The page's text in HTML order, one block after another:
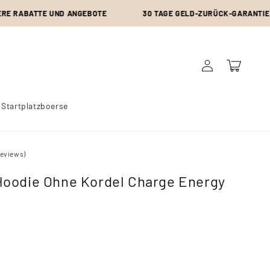
UND ANGEBOTE 30 TAGE GELD-ZURÜCK-GARANTIE
EinloggenWarenkorb
Ohne Kordel Charge Energy